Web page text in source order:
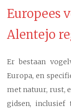
Europees
Alentejo
Er bestaan
Europa, en
met natuur, rust,
gidsen, inclusief